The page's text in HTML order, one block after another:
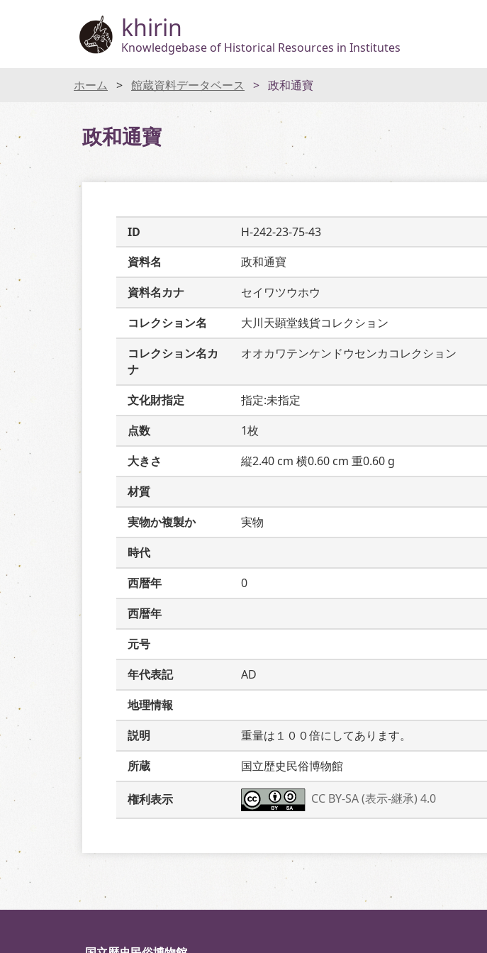
khirin
Knowledgebase of Historical Resources in Institutes
ホーム 館蔵資料データベース 政和通寶
政和通寶
ID
H-242-23-75-43
資料名
政和通寶
資料名カナ
セイワツウホウ
コレクション名
大川天顕堂銭貨コレクション
コレクション名カ
ナ
オオカワテンケンドウセンカコレクション
文化財指定
指定:未指定
点数
1枚
大きさ
縦2.40 cm 横0.60 cm 重0.60 g
材質
実物か複製か
実物
時代
西暦年
0
西暦年
元号
年代表記
AD
地理情報
説明
重量は１００倍にしてあります。
所蔵
国立歴史民俗博物館
権利表示 CC BY-SA (表示-継承) 4.0